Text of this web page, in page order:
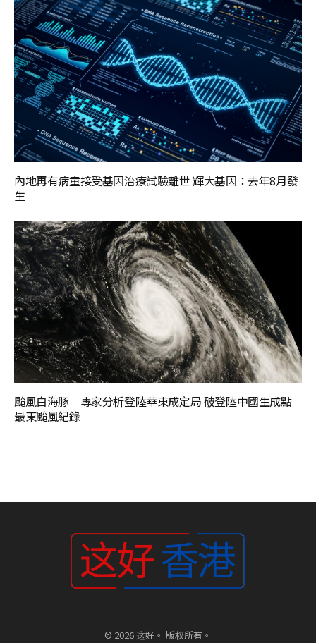
內地再有病童接受基因治療試驗離世 輝大基因：去年8月發
生
颱風白海豚︱專家分析登陸華東成定局 破登陸中國生成點
最東颱風紀錄
© 2026 这好。 版权所有。